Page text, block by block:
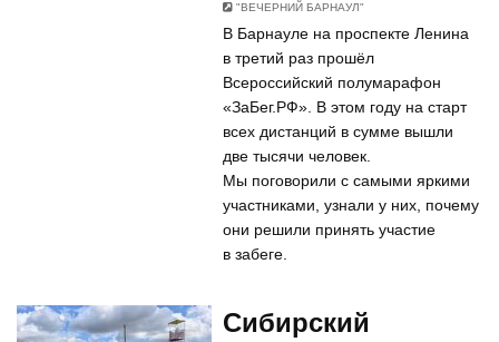
"ВЕЧЕРНИЙ БАРНАУЛ"
В Барнауле на проспекте Ленина
в третий раз прошёл
Всероссийский полумарафон
«ЗаБег.РФ». В этом году на старт
всех дистанций в сумме вышли
две тысячи человек.
Мы поговорили с самыми яркими
участниками, узнали у них, почему
они решили принять участие
в забеге.
Сибирский